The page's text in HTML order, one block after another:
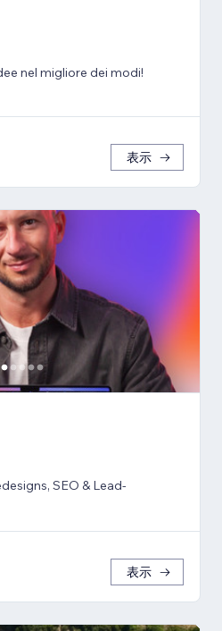
nel migliore dei modi!
表示
SEO & Lead-
表示